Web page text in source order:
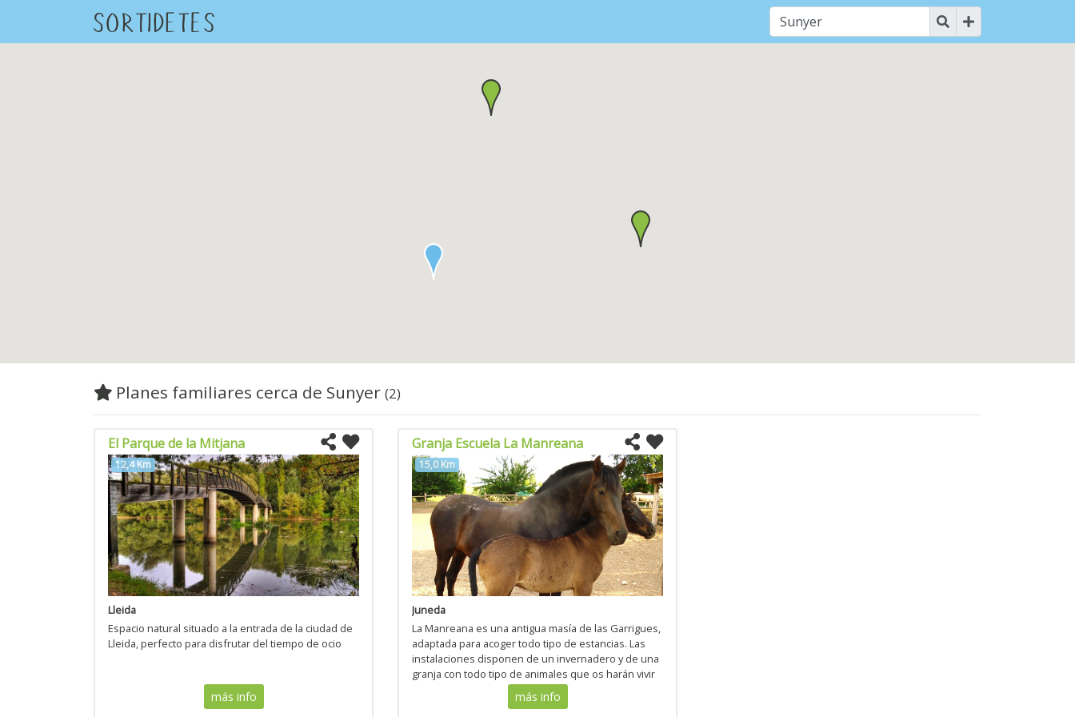
Planes familiares cerca de Sunyer (2)
El Parque de la Mitjana
12,4 Km
Lleida
Espacio natural situado a la entrada de la ciudad de
Lleida, perfecto para disfrutar del tiempo de ocio
más info
Granja Escuela La Manreana
15,0 Km
Juneda
La Manreana es una antigua masía de las Garrigues,
adaptada para acoger todo tipo de estancias. Las
instalaciones disponen de un invernadero y de una
granja con todo tipo de animales que os harán vivir
las actividades más habituales de una masía de las
más info